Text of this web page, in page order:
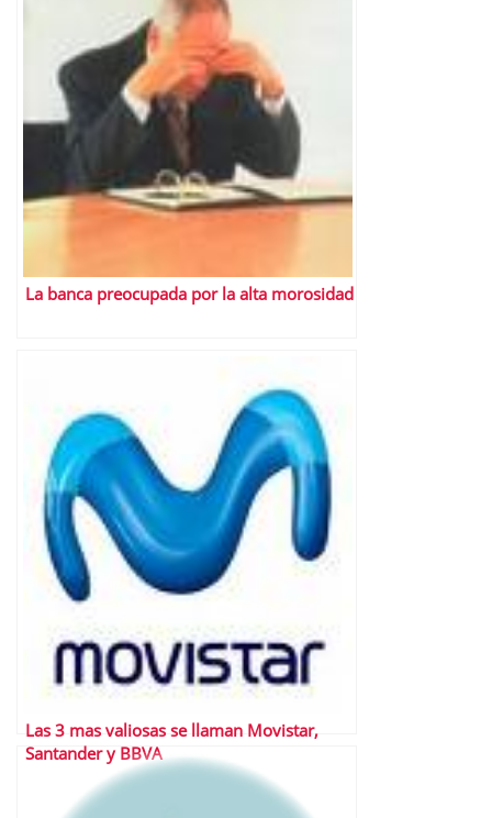
La banca preocupada por la alta morosidad
Las 3 mas valiosas se llaman Movistar,
Santander y BBVA